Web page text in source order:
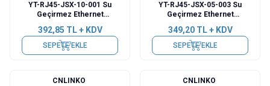
YT-RJ45-JSX-10-001 Su
Geçirmez Ethernet
392,85 TL + KDV
SEPETE EKLE
YT-RJ45-JSX-05-003 Su
Geçirmez Ethernet
349,20TL + KDV
SEPETE EKLE
CNLINKO
CNLINKO